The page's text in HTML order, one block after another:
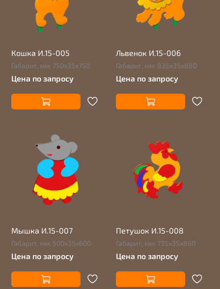
Кошка И.15-005
Габарит, мм: 750х35х750
Цена по запросу
Львенок И.15-006
Габарит, мм: 835х35х880
Цена по запросу
Мышка И.15-007
Габарит, мм: 500х35х600
Цена по запросу
Петушок И.15-008
Габарит, мм: 735х35х860
Цена по запросу